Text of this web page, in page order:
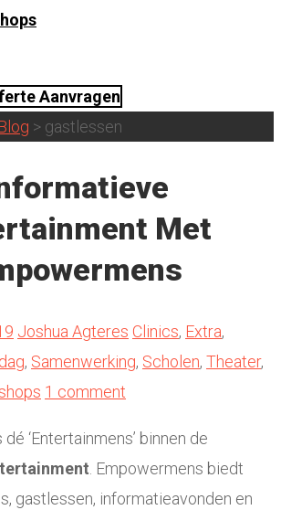
Aanvragen
Blog > gastlessen
Met
Joshua Agteres Clinics, Extra,
, Samenwerking, Scholen, Theater,
1 comment
dé ‘Entertainmens’ binnen de
. Empowermens biedt
gastlessen, informatieavonden en